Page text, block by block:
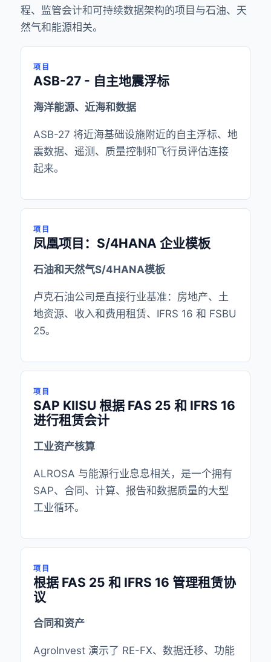
程、监管会计和可持续数据架构的项目与石油、天
然气和能源相关。
项目
ASB-27 - 自主地震浮标
海洋能源、近海和数据
ASB-27 将近海基础设施附近的自主浮标、地
震数据、遥测、质量控制和飞行员评估连接
起来。
项目
凤凰项目：S/4HANA 企业模板
石油和天然气S/4HANA模板
卢克石油公司是直接行业基准：房地产、土
地资源、收入和费用租赁、IFRS 16 和 FSBU
25。
项目
SAP KIISU 根据 FAS 25 和 IFRS 16
进行租赁会计
工业资产核算
ALROSA 与能源行业息息相关，是一个拥有
SAP、合同、计算、报告和数据质量的大型
工业循环。
项目
根据 FAS 25 和 IFRS 16 管理租赁协
议
合同和资产
AgroInvest 演示了 RE-FX、数据迁移、功能